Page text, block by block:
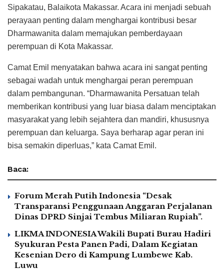
Sipakatau, Balaikota Makassar. Acara ini menjadi sebuah
perayaan penting dalam menghargai kontribusi besar
Dharmawanita dalam memajukan pemberdayaan
perempuan di Kota Makassar.
Camat Emil menyatakan bahwa acara ini sangat penting
sebagai wadah untuk menghargai peran perempuan
dalam pembangunan. “Dharmawanita Persatuan telah
memberikan kontribusi yang luar biasa dalam menciptakan
masyarakat yang lebih sejahtera dan mandiri, khususnya
perempuan dan keluarga. Saya berharap agar peran ini
bisa semakin diperluas,” kata Camat Emil.
Baca:
Forum Merah Putih Indonesia “Desak
Transparansi Penggunaan Anggaran Perjalanan
Dinas DPRD Sinjai Tembus Miliaran Rupiah”.
LIKMA INDONESIA Wakili Bupati Burau Hadiri
Syukuran Pesta Panen Padi, Dalam Kegiatan
Kesenian Dero di Kampung Lumbewe Kab.
Luwu